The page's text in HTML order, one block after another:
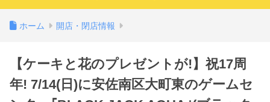
ホーム 開店・閉店情報
【ケーキと花のプレゼントが!】祝17周
年! 7/14(日)に安佐南区大町東のゲームセ